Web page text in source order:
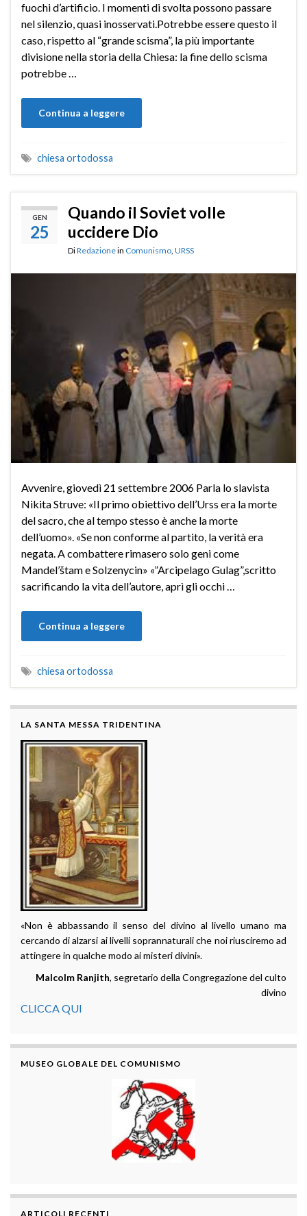
fuochi d’artificio. I momenti di svolta possono passare
nel silenzio, quasi inosservati.Potrebbe essere questo il
caso, rispetto al “grande scisma”, la più importante
divisione nella storia della Chiesa: la fine dello scisma
potrebbe …
Continua a leggere
chiesa ortodossa
GEN
25
Quando il Soviet volle
uccidere Dio
DiRedazionein Comunismo, URSS
Avvenire, giovedì 21 settembre 2006 Parla lo slavista
Nikita Struve: «Il primo obiettivo dell’Urss era la morte
del sacro, che al tempo stesso è anche la morte
dell’uomo». «Se non conforme al partito, la verità era
negata. A combattere rimasero solo geni come
Mandel’štam e Solzenycin» «”Arcipelago Gulag”,scritto
sacrificando la vita dell’autore, aprì gli occhi …
Continua a leggere
chiesa ortodossa
LA SANTA MESSA TRIDENTINA
«Non è abbassando il senso del divino al livello umano ma
cercando di alzarsi ai livelli soprannaturali che noi riusciremo ad
attingere in qualche modo ai misteri divini».
Malcolm Ranjith, segretario della Congregazione del culto
divino
CLICCA QUI
MUSEO GLOBALE DEL COMUNISMO
ARTICOLI RECENTI